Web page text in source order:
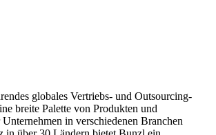
globales Vertriebs- und Outsourcing-
breite Palette von Produkten und
in verschiedenen Branchen